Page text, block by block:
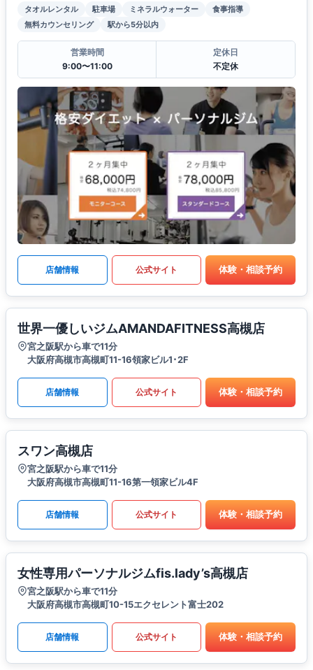
タオルレンタル 駐車場 ミネラルウォーター
食事指導
無料カウンセリング
駅から5分以内
営業時間
9:00〜11:00
定休日
不定休
店舗情報 公式サイト 体験・相談予約
世界一優しいジムAMANDAFITNESS高槻店
宮之阪駅から車で11分
大阪府高槻市高槻町11-16領家ビル1･2F
店舗情報 公式サイト 体験・相談予約
スワン高槻店
宮之阪駅から車で11分
大阪府高槻市高槻町11-16第一領家ビル4F
店舗情報 公式サイト 体験・相談予約
女性専用パーソナルジムfis.lady’s高槻店
宮之阪駅から車で11分
大阪府高槻市高槻町10-15エクセレント富士202
店舗情報 公式サイト 体験・相談予約